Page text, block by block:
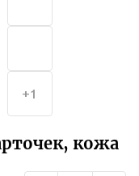
кожа
+1